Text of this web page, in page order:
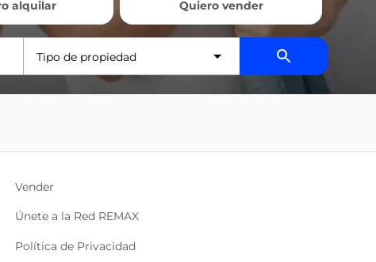
alquilar Quiero vender
Tipo de propiedad
Vender
Únete a la Red REMAX
Política de Privacidad